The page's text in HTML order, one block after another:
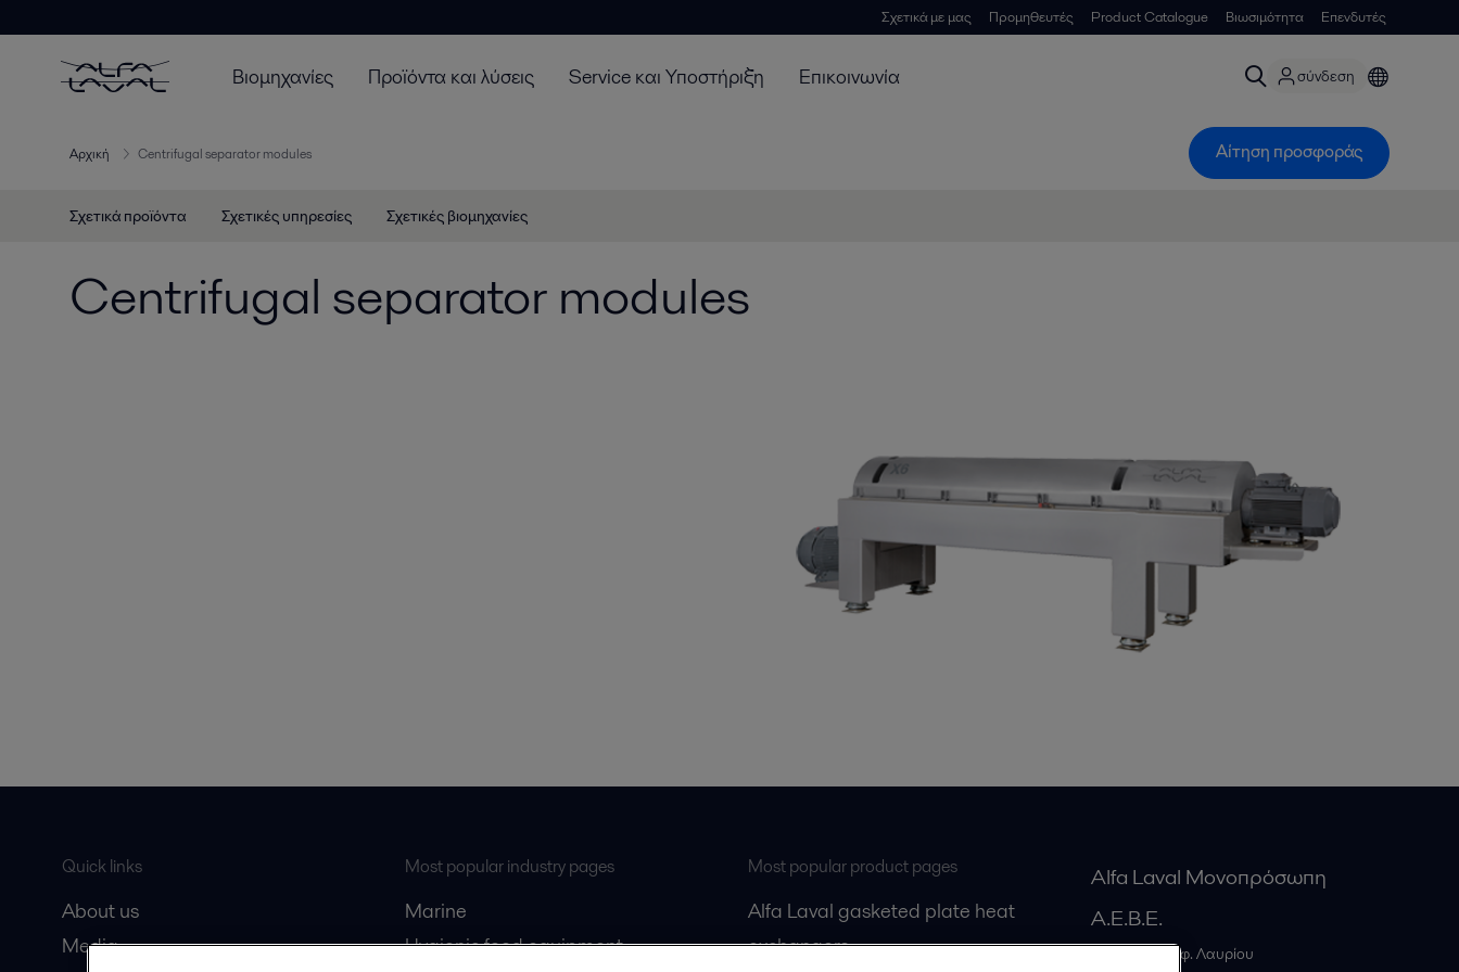
Σχετικά με μας Προμηθευτές Product Catalogue Βιωσιμότητα Επενδυτές
Βιομηχανίες Προϊόντα και λύσεις Service και Υποστήριξη Επικοινωνία σύνδεση
Αρχική Centrifugal separator modules Αίτηση προσφοράς
Σχετικά προϊόντα Σχετικές υπηρεσίες Σχετικές βιομηχανίες
Centrifugal separator modules
Quick links
About us
Media
Most popular industry pages
Marine
Hygienic food equipment
Most popular product pages
Alfa Laval gasketed plate heat
exchangers
Alfa Laval Μονοπρόσωπη
Α.Ε.Β.Ε.
20ο χλμ. Λεωφ. Λαυρίου